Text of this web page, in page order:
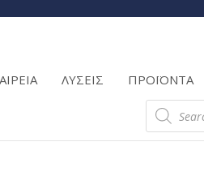
ΛΥΣΕΙΣ ΠΡΟΪΟΝΤΑ
Products
search